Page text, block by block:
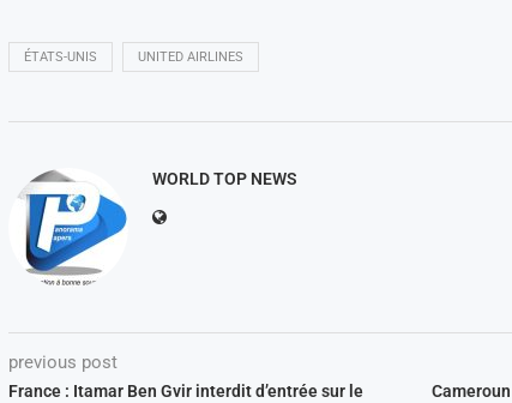
ÉTATS-UNIS UNITED AIRLINES
WORLD TOP NEWS
previous post
France : Itamar Ben Gvir interdit d’entrée sur le